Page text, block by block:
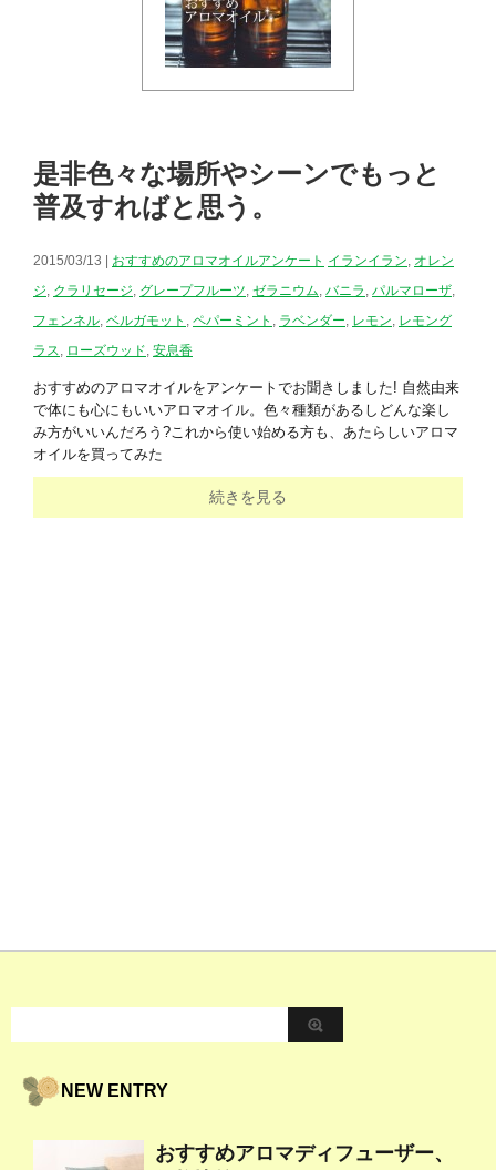
是非色々な場所やシーンでもっと
普及すればと思う。
2015/03/13 | おすすめのアロマオイルアンケート イランイラン オレン
ジ クラリセージ グレープフルーツ ゼラニウム バニラ パルマローザ
フェンネル ベルガモット ペパーミント ラベンダー レモン レモング
ラス
ローズウッド 安息香
おすすめのアロマオイルをアンケートでお聞きしました! 自然由来
で体にも心にもいいアロマオイル。色々種類があるしどんな楽し
み方がいいんだろう?これから使い始める方も、あたらしいアロマ
オイルを買ってみた
続きを見る
NEW ENTRY
おすすめアロマディフューザー、